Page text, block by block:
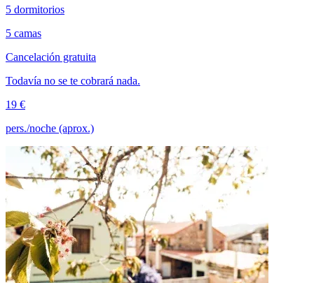
5 dormitorios
5 camas
Cancelación gratuita
Todavía no se te cobrará nada.
19 €
pers./noche (aprox.)